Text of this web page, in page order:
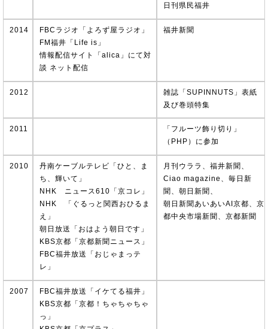
日刊県民福井
2014
FBCラジオ「よろず屋ラジオ」
FM福井「Life is」
情報配信サイト「alica」にて対
談 ネット配信
福井新聞
2012
雑誌「SUPINNUTS」表紙
及び巻頭特集
2011
「フルーツ飾り切り」
（PHP）に参加
2010
丹南ケーブルテレビ「ひと、ま
ち、輝いて」
NHK ニュース610「京コレ」
NHK 「ぐるっと関西おひるま
え」
朝日放送「おはよう朝日です」
KBS京都「京都新聞ニュース」
FBC福井放送「おじゃまっテ
レ」
月刊ウララ、福井新聞、
Ciao magazine、毎日新
聞、朝日新聞、
朝日新聞あいあいAI京都、京
都中央市場新聞、京都新聞
2007
FBC福井放送「イケてる福井」
KBS京都「京都！ちゃちゃちゃ
っ」